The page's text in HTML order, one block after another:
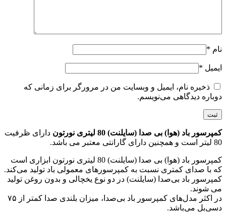
نام *
ایمیل *
ذخیره نام، ایمیل و وبسایت من در مرورگر برای زمانی که
دوباره دیدگاهی می‌نویسم.
کمپرسور باد (هوا) بی صدا (سایلنت) 80 لیتری نورتون
دارای ظرفیت
80 لیتر است و همچنین دارای گارانتی معتبر می باشد.
کمپرسور باد (هوا) بی صدا (سایلنت) 80 لیتری نورتون ابزاری است
که با صدای کمتری نسبت به کمپرسور‌های معمولی باد تولید می‌کند.
کمپرسور باد بی‌صدا (سایلنت) در دو نوع یخچالی و بدون روغن تولید
می شوند.
در اکثر مدل‌های کمپرسور باد بی‌صدا، میزان بلندی صدا کمتر از ۷۵
دسی‌بل می‌باشد.